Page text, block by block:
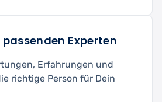
Experten
Erfahrungen und
richtige Person für Dein